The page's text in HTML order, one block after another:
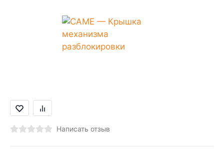
Написать отзыв